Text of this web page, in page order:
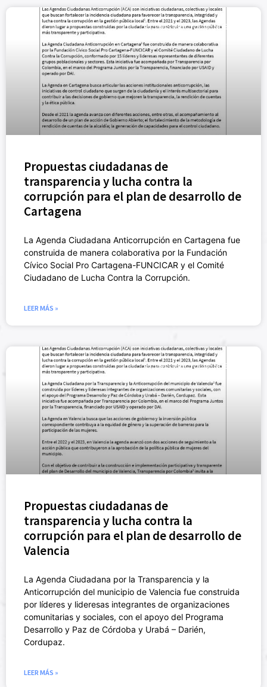
ACTIVISMO CÍVICO (NUEVO)
Propuestas ciudadanas de
transparencia y lucha contra la
corrupción para el plan de desarrollo de
Cartagena
La Agenda Ciudadana Anticorrupción en Cartagena fue
construida de manera colaborativa por la Fundación
Cívico Social Pro Cartagena-FUNCICAR y el Comité
Ciudadano de Lucha Contra la Corrupción.
LEER MÁS »
ACTIVISMO CÍVICO (NUEVO)
Propuestas ciudadanas de
transparencia y lucha contra la
corrupción para el plan de desarrollo de
Valencia
La Agenda Ciudadana por la Transparencia y la
Anticorrupción del municipio de Valencia fue construida
por líderes y lideresas integrantes de organizaciones
comunitarias y sociales, con el apoyo del Programa
Desarrollo y Paz de Córdoba y Urabá – Darién,
Cordupaz.
LEER MÁS »